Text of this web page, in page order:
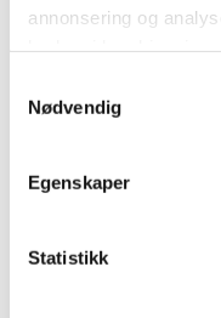
annonsering og
annonsering og
de data som du gir
nødvendige
for at vitale
har samlet inn
Nødvendig
Egenskaper
Statistikk
Hamar